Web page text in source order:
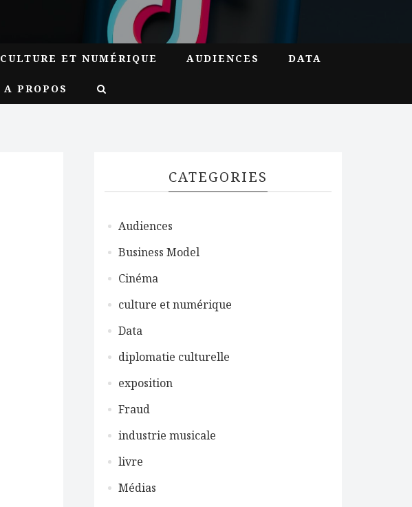
CULTURE ET NUMÉRIQUE AUDIENCES DATA
A PROPOS
CATEGORIES
Audiences
Business Model
Cinéma
culture et numérique
Data
diplomatie culturelle
exposition
Fraud
industrie musicale
livre
Médias